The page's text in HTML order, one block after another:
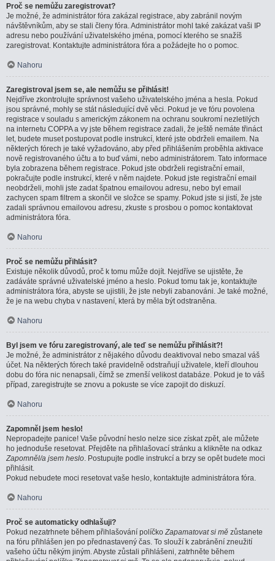
Proč se nemůžu zaregistrovat?
Je možné, že administrátor fóra zakázal registrace, aby zabránil novým
návštěvníkům, aby se stali členy fóra. Administrátor mohl také zakázat vaši IP
adresu nebo používání uživatelského jména, pomocí kterého se snažíš
zaregistrovat. Kontaktujte administrátora fóra a požádejte ho o pomoc.
Nahoru
Zaregistroval jsem se, ale nemůžu se přihlásit!
Nejdříve zkontrolujte správnost vašeho uživatelského jména a hesla. Pokud
jsou správné, mohly se stát následující dvě věci. Pokud je ve fóru povolena
registrace v souladu s americkým zákonem na ochranu soukromí nezletilých
na internetu COPPA a vy jste během registrace zadali, že ještě nemáte třináct
let, budete muset postupovat podle instrukcí, které jste obdrželi emailem. Na
některých fórech je také vyžadováno, aby před přihlášením proběhla aktivace
nově registrovaného účtu a to buď vámi, nebo administrátorem. Tato informace
byla zobrazena během registrace. Pokud jste obdrželi registrační email,
pokračujte podle instrukcí, které v něm najdete. Pokud jste registrační email
neobdrželi, mohli jste zadat špatnou emailovou adresu, nebo byl email
zachycen spam filtrem a skončil ve složce se spamy. Pokud jste si jistí, že jste
zadali správnou emailovou adresu, zkuste s prosbou o pomoc kontaktovat
administrátora fóra.
Nahoru
Proč se nemůžu přihlásit?
Existuje několik důvodů, proč k tomu může dojít. Nejdříve se ujistěte, že
zadáváte správné uživatelské jméno a heslo. Pokud tomu tak je, kontaktujte
administrátora fóra, abyste se ujistili, že jste nebyli zabanováni. Je také možné,
že je na webu chyba v nastavení, která by měla být odstraněna.
Nahoru
Byl jsem ve fóru zaregistrovaný, ale teď se nemůžu přihlásit?!
Je možné, že administrátor z nějakého důvodu deaktivoval nebo smazal váš
účet. Na některých fórech také pravidelně odstraňují uživatele, kteří dlouhou
dobu do fóra nic nenapsali, čímž se zmenší velikost databáze. Pokud je to váš
případ, zaregistrujte se znovu a pokuste se více zapojit do diskuzí.
Nahoru
Zapomněl jsem heslo!
Nepropadejte panice! Vaše původní heslo nelze sice získat zpět, ale můžete
ho jednoduše resetovat. Přejděte na přihlašovací stránku a klikněte na odkaz
Zapomněl/a jsem heslo. Postupujte podle instrukcí a brzy se opět budete moci
přihlásit.
Pokud nebudete moci resetovat vaše heslo, kontaktujte administrátora fóra.
Nahoru
Proč se automaticky odhlašuji?
Pokud nezatrhnete během přihlašování políčkoZapamatovat si mě zůstanete
na fóru přihlášen jen po přednastavený čas. To slouží k zabránění zneužití
vašeho účtu někým jiným. Abyste zůstali přihlášeni, zatrhněte během